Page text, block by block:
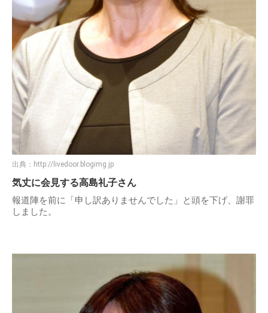
出典： http://livedoor.blogimg.jp
気丈に会見する高島礼子さん
報道陣を前に「申し訳ありませんでした」と頭を下げ、謝罪
しました。